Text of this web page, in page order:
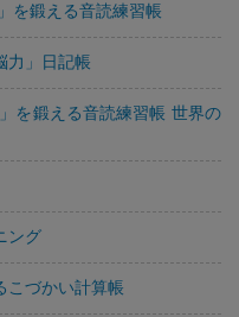
を鍛える音読練習帳
力」日記帳
を鍛える音読練習帳 世界の
ング
こづかい計算帳